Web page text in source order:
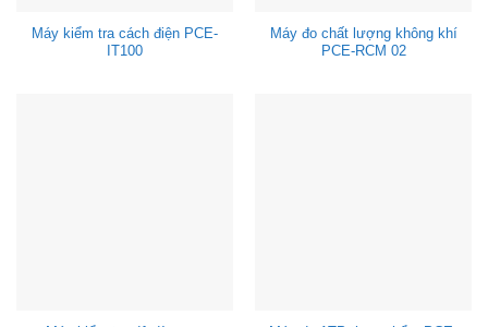
Máy kiểm tra cách điện PCE-
IT100
Máy đo chất lượng không khí
PCE-RCM 02